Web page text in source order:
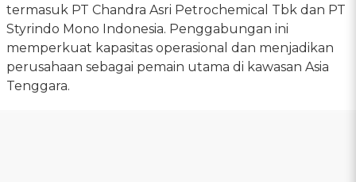
termasuk PT Chandra Asri Petrochemical Tbk dan PT
Styrindo Mono Indonesia. Penggabungan ini
memperkuat kapasitas operasional dan menjadikan
perusahaan sebagai pemain utama di kawasan Asia
Tenggara.